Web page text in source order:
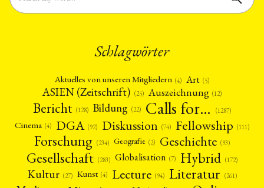
Schlagwörter
Aktuelles von unseren Mitgliedern (4) Art (5)
ASIEN (Zeitschrift) (25) Auszeichnung (12)
Bericht (128) Bildung (22) Calls for… (1287)
Cinema (4) DGA (92) Diskussion (74) Fellowship (111)
Forschung (234) Geografie (2) Geschichte (93)
Gesellschaft (283) Globalisation (7) Hybrid (172)
Kultur (27) Kunst (4) Lecture (94) Literatur (261)